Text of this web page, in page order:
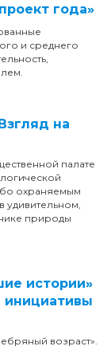
года»
и среднего
на
палате
охраняемым
удивительном,
природы
истории»
инициативы
возраст».